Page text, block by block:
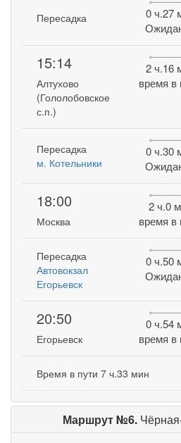
Пересадка
0 ч.27
15:14
Алтухово
(Гололобовское
с.п.)
2 ч.16
время в
Пересадка
м. Котельники
0 ч.30
18:00
Москва
2 ч.0
время в
Пересадка
Автовокзал
Егорьевск
0 ч.50
20:50
Егорьевск
0 ч.54
время в
Время в пути 7 ч.33 мин
Маршрут №6.